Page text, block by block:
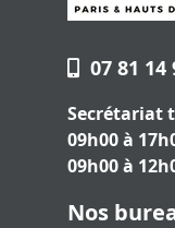
07 81 14
Secrétariat
09h00 à
09h00 à
Nos